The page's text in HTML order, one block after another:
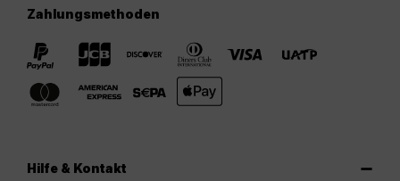
Zahlungsmethoden
Hilfe & Kontakt